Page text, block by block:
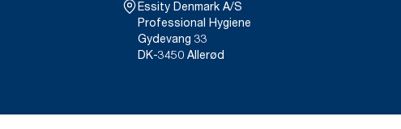
Essity Denmark A/S
Professional Hygiene
Gydevang 33
DK-3450 Allerød